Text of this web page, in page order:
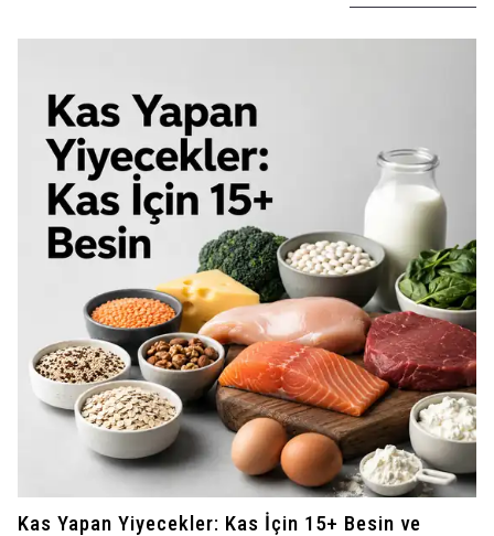
Kas Yapan Yiyecekler: Kas İçin 15+ Besin ve